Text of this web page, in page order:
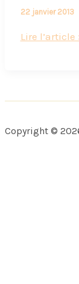
22 janvier 2013
Hôtel
les
Lire l’article
Copyright ©